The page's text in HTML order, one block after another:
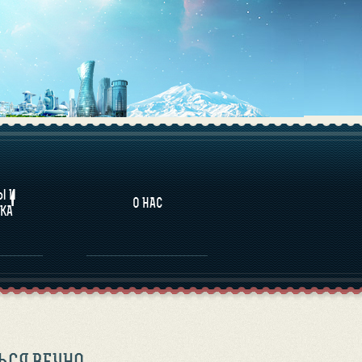
И
О НАС